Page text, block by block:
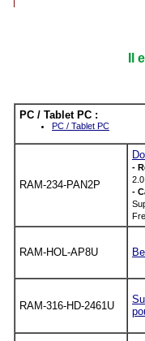
Il
PC / Tablet PC :
PC / Tablet PC
RAM-234-PAN2P
-
-
RAM-HOL-AP8U
RAM-316-HD-2461U